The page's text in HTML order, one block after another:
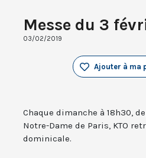
Messe du 3
03/02/2019
Ajouter à ma
Chaque dimanche à 18h30,
Notre-Dame de Paris, KTO
dominicale.